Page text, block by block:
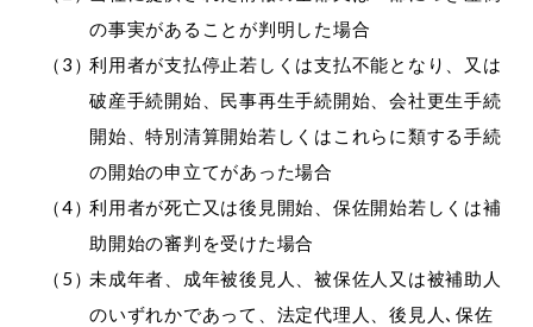
の事実があることが判明した場合
利用者が支払停止若しくは支払不能となり、又は
破産手続開始、民事再生手続開始、会社更生手続
開始、特別清算開始若しくはこれらに類する手続
の開始の申立てがあった場合
利用者が死亡又は後見開始、保佐開始若しくは補
助開始の審判を受けた場合
未成年者、成年被後見人、被保佐人又は被補助人
のいずれかであって、法定代理人、後見人､保佐